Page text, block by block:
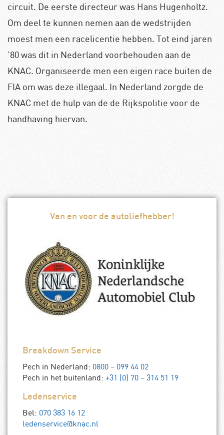
circuit. De eerste directeur was Hans Hugenholtz.
Om deel te kunnen nemen aan de wedstrijden
moest men een racelicentie hebben. Tot eind jaren
’80 was dit in Nederland voorbehouden aan de
KNAC. Organiseerde men een eigen race buiten de
FIA om was deze illegaal. In Nederland zorgde de
KNAC met de hulp van de de Rijkspolitie voor de
handhaving hiervan.
Van en voor de autoliefhebber!
Breakdown Service
Pech in Nederland: 0800 – 099 44 02
Pech in het buitenland: +31 (0) 70 – 314 51 19
Ledenservice
Bel: 070 383 16 12
ledenservice@knac.nl